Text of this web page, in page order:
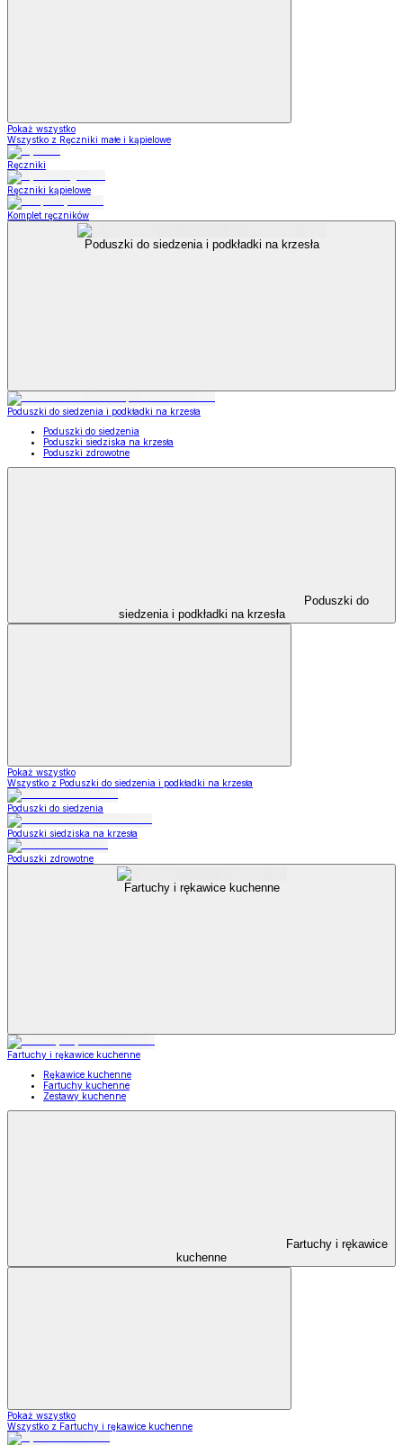
Pokaż wszystko
Wszystko z Ręczniki małe i kąpielowe
Ręczniki
Ręczniki kąpielowe
Komplet ręczników
Poduszki do siedzenia i podkładki na krzesła
Poduszki do siedzenia i podkładki na krzesła
Poduszki do siedzenia
Poduszki siedziska na krzesła
Poduszki zdrowotne
Poduszki do
siedzenia i podkładki na krzesła
Pokaż wszystko
Wszystko z Poduszki do siedzenia i podkładki na krzesła
Poduszki do siedzenia
Poduszki siedziska na krzesła
Poduszki zdrowotne
Fartuchy i rękawice kuchenne
Fartuchy i rękawice kuchenne
Rękawice kuchenne
Fartuchy kuchenne
Zestawy kuchenne
Fartuchy i rękawice
kuchenne
Pokaż wszystko
Wszystko z Fartuchy i rękawice kuchenne